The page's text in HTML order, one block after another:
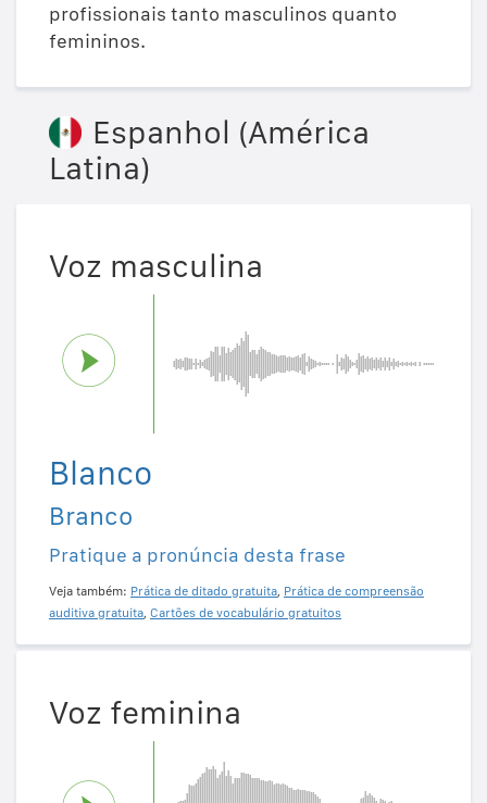
profissionais tanto masculinos quanto
femininos.
Espanhol (América
Latina)
Voz masculina
Blanco
Branco
Pratique a pronúncia desta frase
Veja também: Prática de ditado gratuita, Prática de compreensão
auditiva gratuita, Cartões de vocabulário gratuitos
Voz feminina